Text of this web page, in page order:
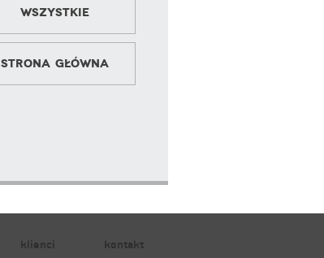
Wszystkie
Strona główna
klienci kontakt